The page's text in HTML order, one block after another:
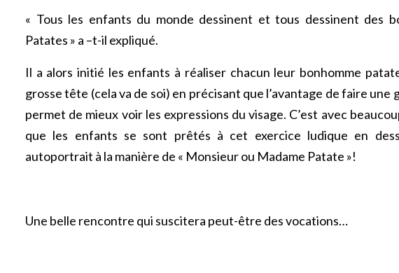
« Tous les enfants du monde dessinent et tous dessinent des
Patates » a –t-il expliqué.
Il a alors initié les enfants à réaliser chacun leur bonhomme
grosse tête (cela va de soi) en précisant que l’avantage de faire une
permet de mieux voir les expressions du visage. C’est avec
que les enfants se sont prêtés à cet exercice ludique en
autoportrait à la manière de « Monsieur ou Madame Patate »!
Une belle rencontre qui suscitera peut-être des vocations…